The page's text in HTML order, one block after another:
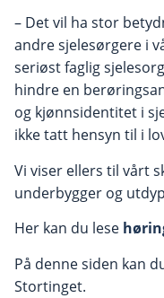
– Det vil ha stor
andre sjelesørgere i
seriøst faglig
hindre en
og kjønnsidentitet i
ikke tatt hensyn til i
Vi viser ellers til vårt
underbygger og
Her kan du lese
På denne siden kan
Stortinget.